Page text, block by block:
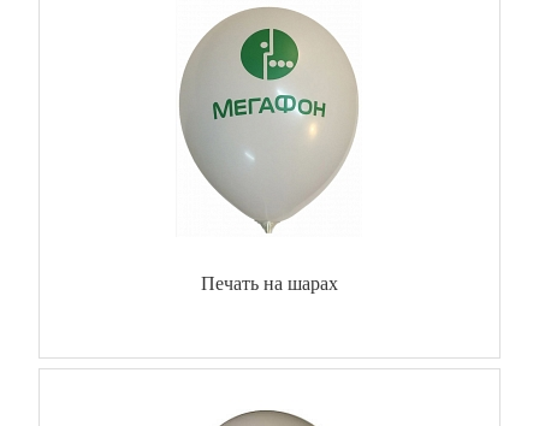
Печать на шарах